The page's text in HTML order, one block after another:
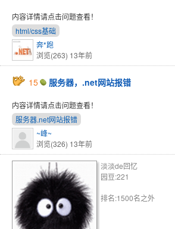
内容详情请点击问题查看！
html/css基础
奔*跑
浏览(263) 13年前
15 服务器，.net网站报错
内容详情请点击问题查看！
服务器.net网站报错
~峰~
浏览(326) 13年前
淡淡de回忆
园豆:221
排名:1500名之外